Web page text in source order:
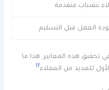
بتقنيات متقدمة
العمل قبل التسليم
تحقيق هذه المعايير. هذا ما
للعديد من العملاء17
.